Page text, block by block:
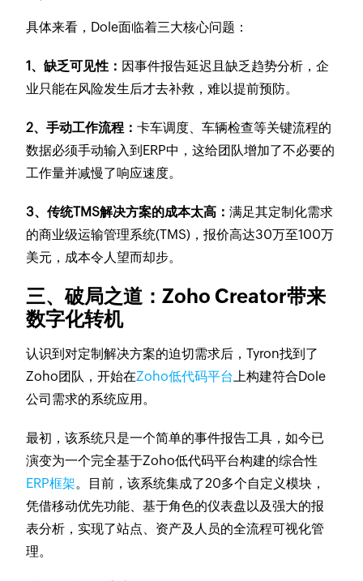
具体来看，Dole面临着三大核心问题：
1、缺乏可见性： 因事件报告延迟且缺乏趋势分析，企
业只能在风险发生后才去补救，难以提前预防。
2、手动工作流程：卡车调度、车辆检查等关键流程的
数据必须手动输入到ERP中，这给团队增加了不必要的
工作量并减慢了响应速度。
3、传统TMS解决方案的成本太高：满足其定制化需求
的商业级运输管理系统(TMS)，报价高达30万至100万
美元，成本令人望而却步。
三、破局之道：Zoho Creator带来
数字化转机
认识到对定制解决方案的迫切需求后，Tyron找到了
Zoho团队，开始在Zoho低代码平台上构建符合Dole
公司需求的系统应用。
最初，该系统只是一个简单的事件报告工具，如今已
演变为一个完全基于Zoho低代码平台构建的综合性
ERP框架。目前，该系统集成了20多个自定义模块，
凭借移动优先功能、基于角色的仪表盘以及强大的报
表分析，实现了站点、资产及人员的全流程可视化管
理。